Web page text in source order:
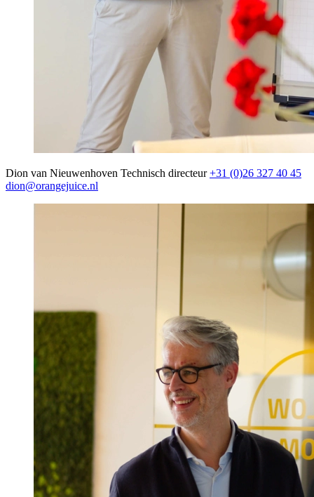
Dion van Nieuwenhoven Technisch directeur +31 (0)26 327 40 45
dion@orangejuice.nl